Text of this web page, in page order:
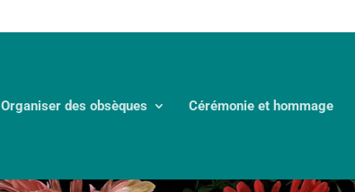
Organiser des obsèques Cérémonie et hommage